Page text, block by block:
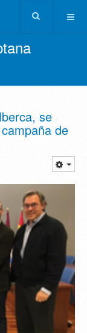
se
de